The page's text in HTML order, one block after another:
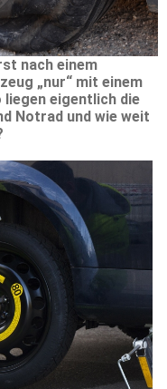
nach einem
„nur“ mit einem
eigentlich die
Notrad und wie weit